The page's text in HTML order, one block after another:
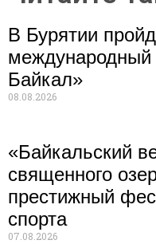
В Бурятии
Байкал»
08.08.2026
«Байкальский
священного
престижный
спорта
07.08.2026